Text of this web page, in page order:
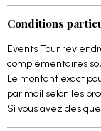
Conditions
Events Tour
complémentaires
Le montant exact
par mail selon les
Si vous avez des